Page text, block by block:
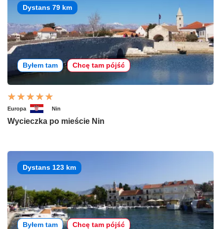
Dystans 79 km
Byłem tam Chcę tam pójść
Europa Nin
Wycieczka po mieście Nin
Dystans 123 km
Byłem tam Chcę tam pójść